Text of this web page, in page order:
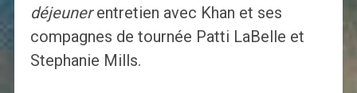
déjeunerentretien avec Khan et ses
compagnes de tournée Patti LaBelle et
Stephanie Mills.